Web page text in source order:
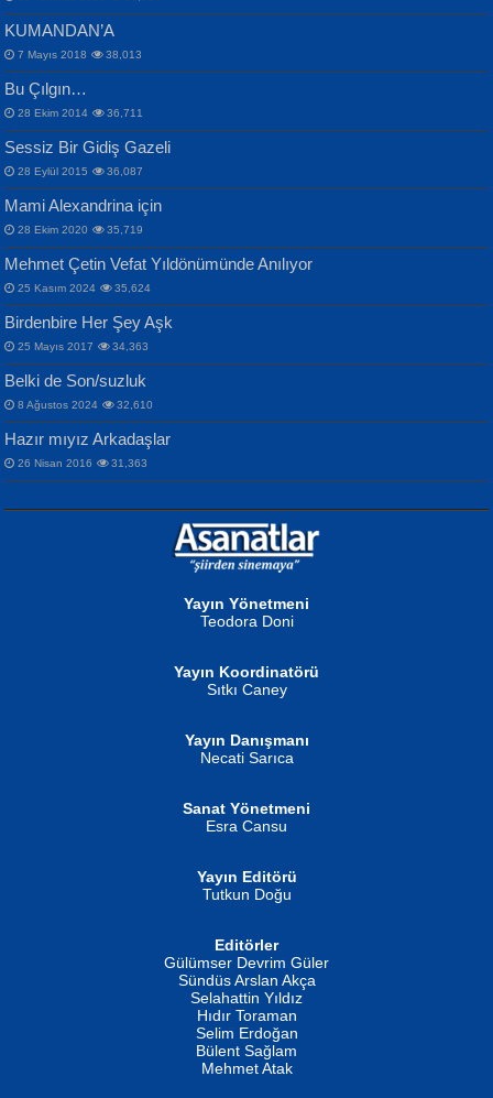
İPEK ACAR SERT
Gazze’nin Şecaati, Ümmetin İmtihanı...
MAHMUT GÜRBÜZ
İbrahim Olmak ve Bitirebilmek...
NURAN KÖSE BAYDAR
İSMAİL OKUTAN
Erkeklerin Kahrolması Ne Demektir
Selahattin Yıldız
İdrakimle Üşürken...
Songül Özel
Mahzen...
Ben Deniz Değilim ki...
Evvel Zaman Tanrıçası...
ERDEM BAYAZIT
Sana, Bana, Vatanıma, Ülkemin
İnsanlarına Dair...
NAZIM HİKMET RAN
Bir Cezaevinde, Tecritteki Adamın
Mektupları...
KUMANDAN’A
7 Mayıs 2018 38,013
Bu Çılgın…
28 Ekim 2014 36,711
Sessiz Bir Gidiş Gazeli
28 Eylül 2015 36,087
Mami Alexandrina için
28 Ekim 2020 35,719
Mehmet Çetin Vefat Yıldönümünde Anılıyor
25 Kasım 2024 35,624
Birdenbire Her Şey Aşk
25 Mayıs 2017 34,363
Belki de Son/suzluk
8 Ağustos 2024 32,610
Hazır mıyız Arkadaşlar
26 Nisan 2016 31,363
Yayın Yönetmeni
Teodora Doni
Yayın Koordinatörü
Sıtkı Caney
Yayın Danışmanı
Necati Sarıca
Sanat Yönetmeni
Esra Cansu
Yayın Editörü
Tutkun Doğu
Editörler
Gülümser Devrim Güler
Sündüs Arslan Akça
Selahattin Yıldız
Hıdır Toraman
Selim Erdoğan
Bülent Sağlam
Mehmet Atak